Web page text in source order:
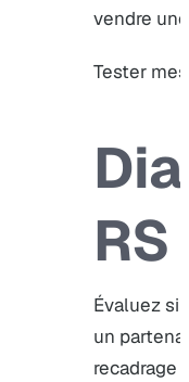
vendre
Tester
Évaluez si
un
recadrage